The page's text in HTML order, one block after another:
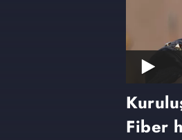
Fiber